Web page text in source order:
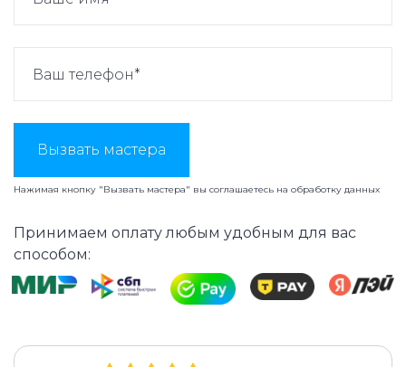
Вызвать мастера
Нажимая кнопку "Вызвать мастера" вы соглашаетесь на обработку данных
Принимаем оплату любым удобным для вас
способом: